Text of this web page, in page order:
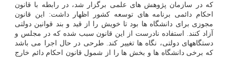
که در سازمان پژوهش های علمی برگزار شد، در رابطه با قانون
احکام دائمی برنامه های توسعه کشور اظهار داشت: این قانون
مجوزی برای دانشگاه ها بود تا خویش را از قید و بند قوانین دولتی
آزاد کنند. استفاده نادرست از این قانون سبب شده که در مجلس و
دستگاههای دولتی، نگاه ها تغییر کند. طرحی در حال اجرا می باشد
که برخی دانشگاه ها و بخش ها را از شمول قانون احکام دائم خارج